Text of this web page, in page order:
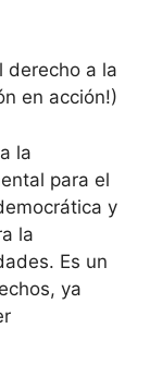
derecho a la
en acción!)
la
para el
y
la
Es un
ya